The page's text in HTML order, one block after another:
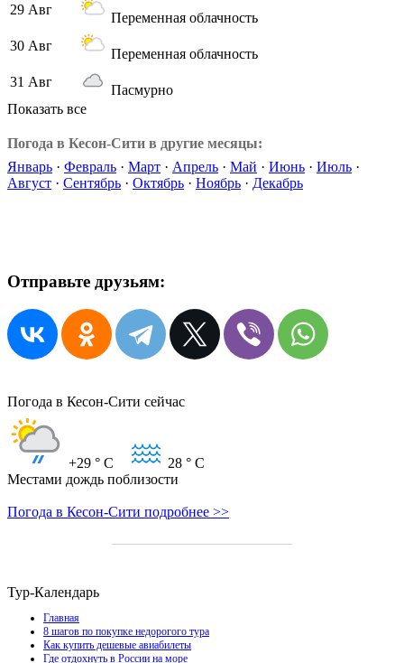
29 Авг
Переменная облачность
30 Авг
Переменная облачность
31 Авг
Пасмурно
Показать все
Погода в Кесон-Сити в другие месяцы:
Январь · Февраль · Март · Апрель · Май · Июнь · Июль ·
Август · Сентябрь · Октябрь · Ноябрь · Декабрь
Отправьте друзьям:
Погода в Кесон-Сити сейчас
+29 ° C 28 ° C
Местами дождь поблизости
Погода в Кесон-Сити подробнее >>
Тур-Календарь
Главная
8 шагов по покупке недорогого тура
Как купить дешевые авиабилеты
Где отдохнуть в России на море